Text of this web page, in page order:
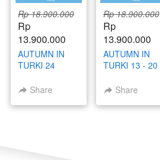
Rp 18.900.000
Rp
13.900.000
AUTUMN IN
TURKI 24
1 OKTOBER
Share
Rp 18.900.000
Rp
13.900.000
AUTUMN IN
TURKI 13 - 20
2025Share